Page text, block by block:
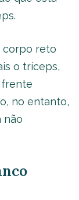
corpo reto
o tríceps,
frente
no entanto,
não